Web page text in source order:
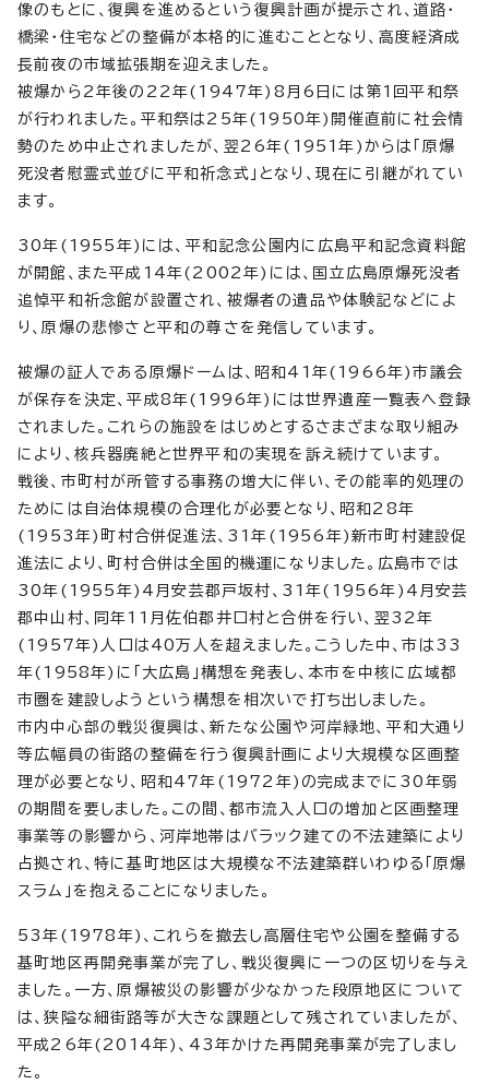
像のもとに、復興を進めるという復興計画が提示され、道路・
橋梁・住宅などの整備が本格的に進むこととなり、高度経済成
長前夜の市域拡張期を迎えました。
被爆から2年後の22年(1947年)8月6日には第1回平和祭
が行われました。平和祭は25年(1950年)開催直前に社会情
勢のため中止されましたが、翌26年(1951年)からは「原爆
死没者慰霊式並びに平和祈念式」となり、現在に引継がれてい
ます。
30年(1955年)には、平和記念公園内に広島平和記念資料館
が開館、また平成14年(2002年)には、国立広島原爆死没者
追悼平和祈念館が設置され、被爆者の遺品や体験記などによ
り、原爆の悲惨さと平和の尊さを発信しています。
被爆の証人である原爆ドームは、昭和41年(1966年)市議会
が保存を決定、平成8年(1996年)には世界遺産一覧表へ登録
されました。これらの施設をはじめとするさまざまな取り組み
により、核兵器廃絶と世界平和の実現を訴え続けています。
戦後、市町村が所管する事務の増大に伴い、その能率的処理の
ためには自治体規模の合理化が必要となり、昭和28年
(1953年)町村合併促進法、31年(1956年)新市町村建設促
進法により、町村合併は全国的機運になりました。広島市では
30年(1955年)4月安芸郡戸坂村、31年(1956年)4月安芸
郡中山村、同年11月佐伯郡井口村と合併を行い、翌32年
(1957年)人口は40万人を超えました。こうした中、市は33
年(1958年)に「大広島」構想を発表し、本市を中核に広域都
市圏を建設しようという構想を相次いで打ち出しました。
市内中心部の戦災復興は、新たな公園や河岸緑地、平和大通り
等広幅員の街路の整備を行う復興計画により大規模な区画整
理が必要となり、昭和47年(1972年)の完成までに30年弱
の期間を要しました。この間、都市流入人口の増加と区画整理
事業等の影響から、河岸地帯はバラック建ての不法建築により
占拠され、特に基町地区は大規模な不法建築群いわゆる「原爆
スラム」を抱えることになりました。
53年(1978年)、これらを撤去し高層住宅や公園を整備する
基町地区再開発事業が完了し、戦災復興に一つの区切りを与え
ました。一方、原爆被災の影響が少なかった段原地区について
は、狭隘な細街路等が大きな課題として残されていましたが、
平成26年(2014年)、43年かけた再開発事業が完了しまし
た。